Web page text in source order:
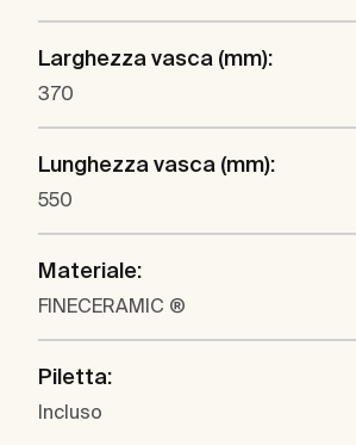
Larghezza vasca (mm):
370
Lunghezza vasca (mm):
550
Materiale:
FINECERAMIC ®
Piletta:
Incluso